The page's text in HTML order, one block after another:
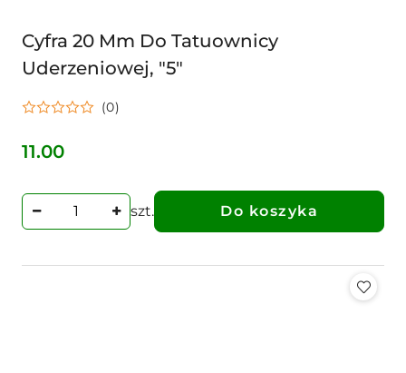
Cyfra 20 Mm Do Tatuownicy
Uderzeniowej, "5"
(0)
Cena:
11.00
szt. Do koszyka